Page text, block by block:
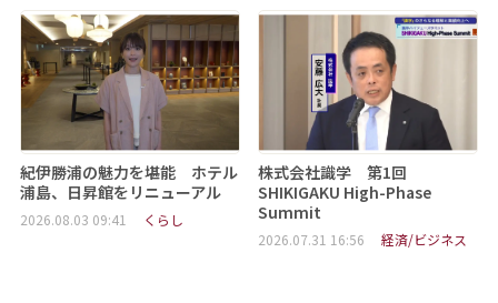
紀伊勝浦の魅力を堪能 ホテル
浦島、日昇館をリニューアル
2026.08.03 09:41 くらし
株式会社識学 第1回
SHIKIGAKU High-Phase
Summit
2026.07.31 16:56 経済/ビジネス